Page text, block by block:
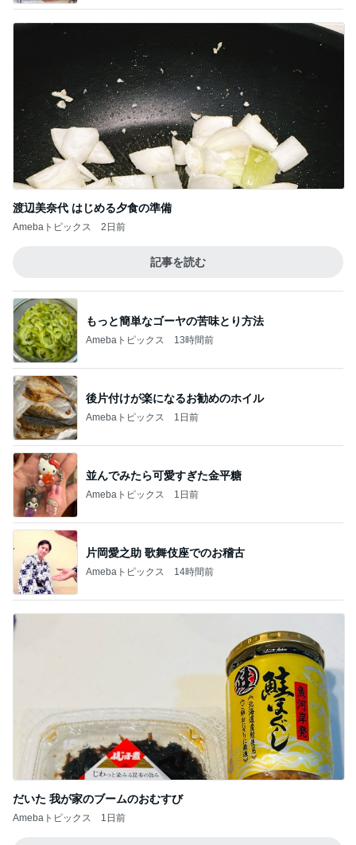
渡辺美奈代 はじめる夕食の準備
Amebaトピックス 2日前
記事を読む
もっと簡単なゴーヤの苦味とり方法
Amebaトピックス 13時間前
後片付けが楽になるお勧めのホイル
Amebaトピックス 1日前
並んでみたら可愛すぎた金平糖
Amebaトピックス 1日前
片岡愛之助 歌舞伎座でのお稽古
Amebaトピックス 14時間前
だいた 我が家のブームのおむすび
Amebaトピックス 1日前